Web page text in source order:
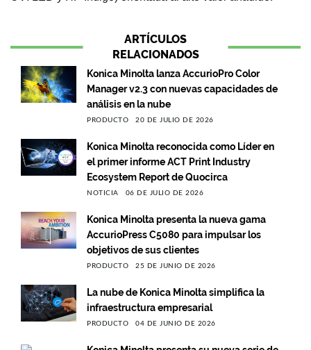
ARTÍCULOS
RELACIONADOS
Konica Minolta lanza AccurioPro Color
Manager v2.3 con nuevas capacidades de
análisis en la nube
PRODUCTO 20 DE JULIO DE 2026
Konica Minolta reconocida como Líder en
el primer informe ACT Print Industry
Ecosystem Report de Quocirca
NOTICIA 06 DE JULIO DE 2026
Konica Minolta presenta la nueva gama
AccurioPress C5080 para impulsar los
objetivos de sus clientes
PRODUCTO 25 DE JUNIO DE 2026
La nube de Konica Minolta simplifica la
infraestructura empresarial
PRODUCTO 04 DE JUNIO DE 2026